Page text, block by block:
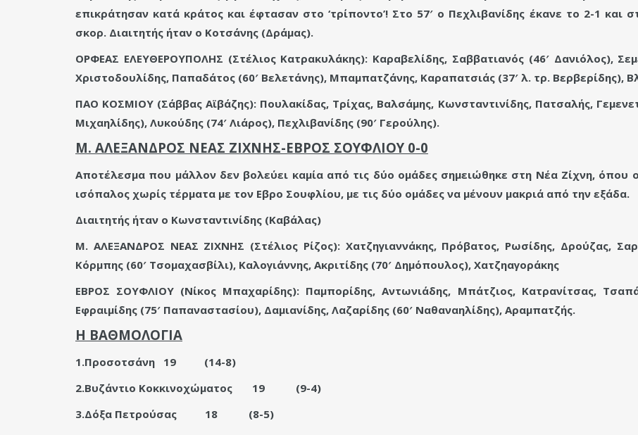
επικράτησαν κατά κράτος και έφτασαν στο ‘τρίποντο’! Στο 57′ ο Πεχλιβανίδης έκανε το 2-1 και
σκορ. Διαιτητής ήταν ο Κοτσάνης (Δράμας).
ΟΡΦΕΑΣ ΕΛΕΥΘΕΡΟΥΠΟΛΗΣ (Στέλιος Κατρακυλάκης): Καραβελίδης, Σαββατιανός (46′ Δανιόλος),
Χριστοδουλίδης, Παπαδάτος (60′ Βελετάνης), Μπαμπατζάνης, Καραπατσιάς (37′ λ. τρ. Βερβερίδης),
ΠΑΟ ΚΟΣΜΙΟΥ (Σάββας Αϊβάζης): Πουλακίδας, Τρίχας, Βαλσάμης, Κωνσταντινίδης, Πατσαλής,
Μιχαηλίδης), Λυκούδης (74′ Λιάρος), Πεχλιβανίδης (90′ Γερούλης).
Μ. ΑΛΕΞΑΝΔΡΟΣ ΝΕΑΣ ΖΙΧΝΗΣ-ΕΒΡΟΣ ΣΟΥΦΛΙΟΥ 0-0
Αποτέλεσμα που μάλλον δεν βολεύει καμία από τις δύο ομάδες σημειώθηκε στη Νέα Ζίχνη, όπου
ισόπαλος χωρίς τέρματα με τον Εβρο Σουφλίου, με τις δύο ομάδες να μένουν μακριά από την εξάδα.
Διαιτητής ήταν ο Κωνσταντινίδης (Καβάλας)
Μ. ΑΛΕΞΑΝΔΡΟΣ ΝΕΑΣ ΖΙΧΝΗΣ (Στέλιος Ρίζος): Χατζηγιαννάκης, Πρόβατος, Ρωσίδης, Δρούζας,
Κόρμπης (60′ Tσομαχασβίλι), Καλογιάννης, Ακριτίδης (70′ Δημόπουλος), Χατζηαγοράκης
ΕΒΡΟΣ ΣΟΥΦΛΙΟΥ (Νίκος Μπαχαρίδης): Παμπορίδης, Αντωνιάδης, Μπάτζιος, Κατρανίτσας,
Εφραιμίδης (75′ Παπαναστασίου), Δαμιανίδης, Λαζαρίδης (60′ Ναθαναηλίδης), Αραμπατζής.
Η ΒΑΘΜΟΛΟΓΙΑ
1.Προσοτσάνη 19
(14-8)
2.Βυζάντιο Κοκκινοχώματος
19
(9-4)
3.Δόξα Πετρούσας
18
(8-5)